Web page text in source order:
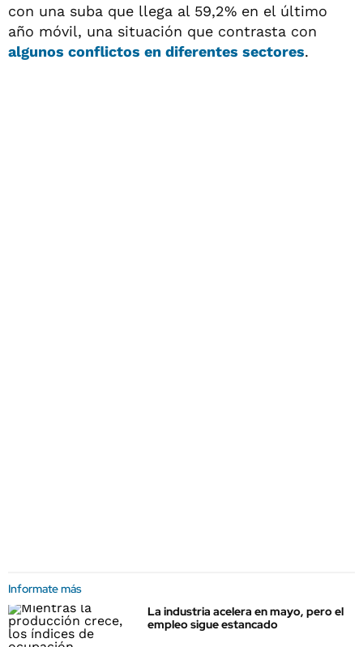
con una suba que llega al 59,2% en el último
año móvil, una situación que contrasta con
algunos conflictos en diferentes sectores.
Informate más
La industria acelera en mayo, pero el
empleo sigue estancado